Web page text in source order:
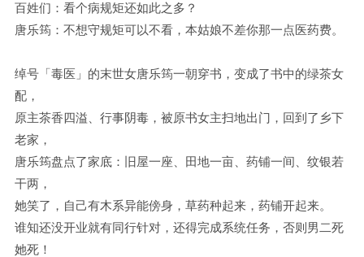
百姓们：看个病规矩还如此之多？
唐乐筠：不想守规矩可以不看，本姑娘不差你那一点医药费。
绰号「毒医」的末世女唐乐筠一朝穿书，变成了书中的绿茶女
配，
原主茶香四溢、行事阴毒，被原书女主扫地出门，回到了乡下
老家，
唐乐筠盘点了家底：旧屋一座、田地一亩、药铺一间、纹银若
干两，
她笑了，自己有木系异能傍身，草药种起来，药铺开起来。
谁知还没开业就有同行针对，还得完成系统任务，否则男二死
她死！